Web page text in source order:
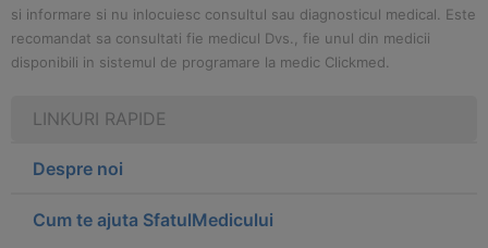
si informare si nu inlocuiesc consultul sau diagnosticul medical. Este
recomandat sa consultati fie medicul Dvs., fie unul din medicii
disponibili in sistemul de programare la medic Clickmed.
LINKURI RAPIDE
Despre noi
Cum te ajuta SfatulMedicului